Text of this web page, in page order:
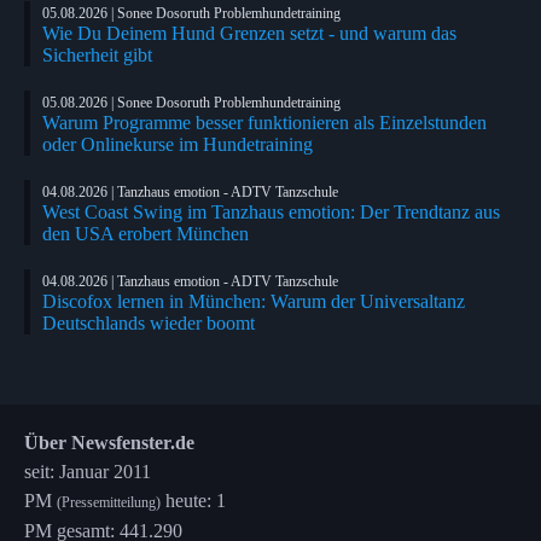
05.08.2026 | Sonee Dosoruth Problemhundetraining
Wie Du Deinem Hund Grenzen setzt - und warum das
Sicherheit gibt
05.08.2026 | Sonee Dosoruth Problemhundetraining
Warum Programme besser funktionieren als Einzelstunden
oder Onlinekurse im Hundetraining
04.08.2026 | Tanzhaus emotion - ADTV Tanzschule
West Coast Swing im Tanzhaus emotion: Der Trendtanz aus
den USA erobert München
04.08.2026 | Tanzhaus emotion - ADTV Tanzschule
Discofox lernen in München: Warum der Universaltanz
Deutschlands wieder boomt
Über Newsfenster.de
seit: Januar 2011
PM (Pressemitteilung) heute: 1
PM gesamt: 441.290